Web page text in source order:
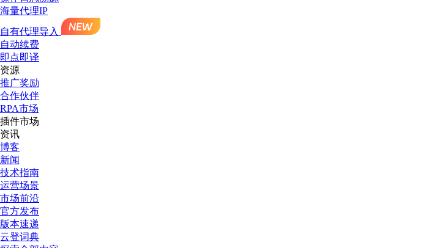
海量代理IP
自有代理导入
自动续费
即点即译
资源
推广奖励
合作伙伴
RPA市场
插件市场
资讯
博客
新闻
技术指南
运营场景
市场前沿
官方发布
版本速递
云登词典